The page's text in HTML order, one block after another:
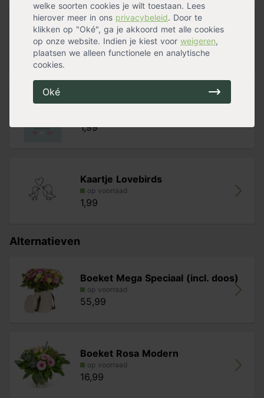
welke soorten cookies je wilt toestaan. Lees
hierover meer in ons privacybeleid. Door te
klikken op "Oké", ga je akkoord met alle cookies
op onze website. Indien je kiest voor weigeren,
plaatsen we alleen functionele en analytische
cookies.
Oké
Kaartje Liefde Doodles
op voorraad
1,99
Kaartje Love You
1,99
Kaartje Lovebirds
op voorraad
1,99
Alternatieven
Boeket Mega Speciaal (incl. doos)
op voorraad
55,99
Boeket Rosa Modern
op voorraad
16,99